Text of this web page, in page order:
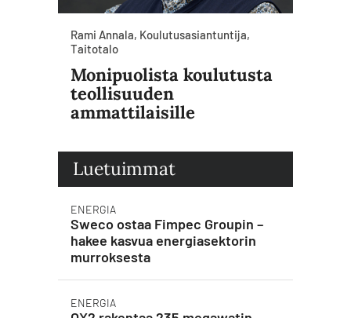
Rami Annala, Koulutusasiantuntija,
Taitotalo
Monipuolista koulutusta
teollisuuden
ammattilaisille
Luetuimmat
ENERGIA
Sweco ostaa Fimpec Groupin –
hakee kasvua energiasektorin
murroksesta
ENERGIA